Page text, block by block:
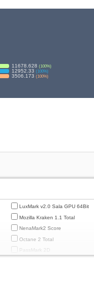
11678.628 (100%)
12952.33 (100%)
3506.173 (100%)
LuxMark v2.0 Sala GPU 64Bit
Mozilla Kraken 1.1 Total
NenaMark2 Score
Octane 2 Total
PassMark 2D